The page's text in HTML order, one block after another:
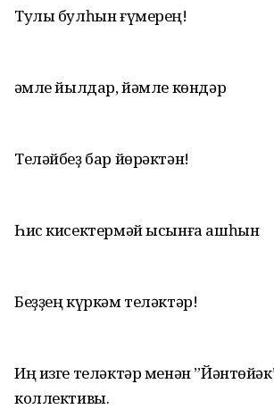
Тулы булһын ғүмерең!
Ғәмле йылдар, йәмле көндәр
Теләйбеҙ бар йөрәктән!
Һис кисектермәй ысынға ашһын
Беҙҙең күркәм теләктәр!
Иң изге теләктәр менән
коллективы.